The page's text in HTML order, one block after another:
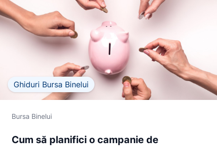
Ghiduri Bursa Binelui
Bursa Binelui
Cum să planifici o campanie de